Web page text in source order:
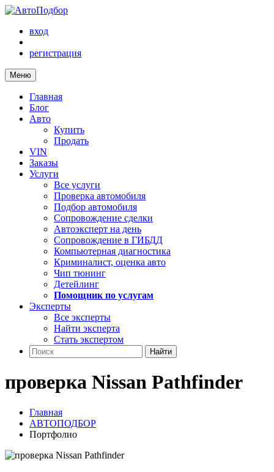
вход
регистрация
Меню
Главная
Блог
Авто
Купить
Продать
VIN
Заказы
Услуги
Все услуги
Проверка автомобиля
Подбор автомобиля
Сопровождение сделки
Автоэксперт на день
Сопровождение в ГИБДД
Компьютерная диагностика
Криминалист, оценка авто
Чип тюнинг
Детейлинг
Помощник по услугам
Эксперты
Все эксперты
Найти эксперта
Стать экспертом
Найти
проверка Nissan Pathfinder
Главная
АВТОПОДБОР
Портфолио